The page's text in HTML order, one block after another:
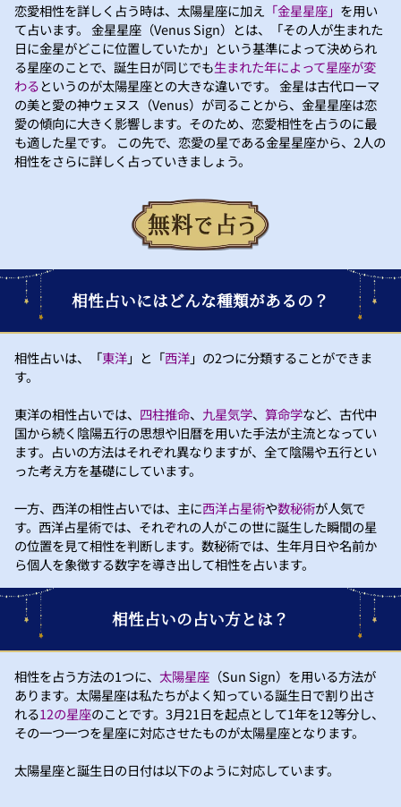
恋愛相性を詳しく占う時は、太陽星座に加え 「金星星座」 を用い
て占います。 金星星座（Venus Sign）とは、「その人が生まれた
日に金星がどこに位置していたか」という基準によって決められ
る星座のことで、誕生日が同じでも生まれた年によって星座が変
わるというのが太陽星座との大きな違いです。 金星は古代ローマ
の美と愛の神ウェヌス（Venus）が司ることから、金星星座は恋
愛の傾向に大きく影響します。そのため、恋愛相性を占うのに最
も適した星です。 この先で、恋愛の星である金星星座から、2人の
相性をさらに詳しく占っていきましょう。
相性占いにはどんな種類があるの？
相性占いは、「東洋」と「西洋」の2つに分類することができま
す。
東洋の相性占いでは、 四柱推命、 九星気学、 算命学など、古代中
国から続く陰陽五行の思想や旧暦を用いた手法が主流となってい
ます。占いの方法はそれぞれ異なりますが、全て陰陽や五行とい
った考え方を基礎にしています。
一方、西洋の相性占いでは、主に西洋占星術や数秘術が人気で
す。西洋占星術では、それぞれの人がこの世に誕生した瞬間の星
の位置を見て相性を判断します。数秘術では、生年月日や名前か
ら個人を象徴する数字を導き出して相性を占います。
相性占いの占い方とは？
相性を占う方法の1つに、 太陽星座 （Sun Sign）を用いる方法が
あります。太陽星座は私たちがよく知っている誕生日で割り出さ
れる12の星座のことです。3月21日を起点として1年を12等分し、
その一つ一つを星座に対応させたものが太陽星座となります。
太陽星座と誕生日の日付は以下のように対応しています。